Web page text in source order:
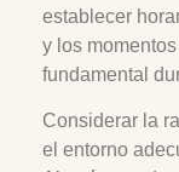
establecer
y los
fundamental
Considerar la
el entorno